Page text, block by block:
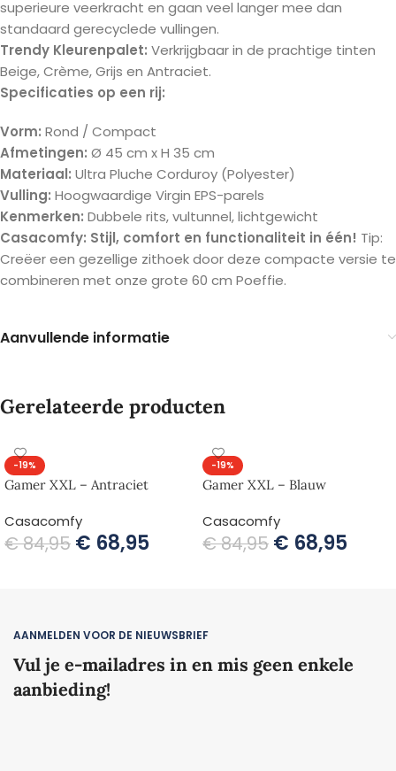
superieure veerkracht en gaan veel langer mee dan
standaard gerecyclede vullingen.
Trendy Kleurenpalet: Verkrijgbaar in de prachtige tinten
Beige, Crème, Grijs en Antraciet.
Specificaties op een rij:
Vorm: Rond / Compact
Afmetingen: Ø 45 cm x H 35 cm
Materiaal: Ultra Pluche Corduroy (Polyester)
Vulling: Hoogwaardige Virgin EPS-parels
Kenmerken: Dubbele rits, vultunnel, lichtgewicht
Casacomfy: Stijl, comfort en functionaliteit in één! Tip:
Creëer een gezellige zithoek door deze compacte versie te
combineren met onze grote 60 cm Poeffie.
Aanvullende informatie
Gerelateerde producten
-19%
Gamer XXL – Antraciet
Casacomfy
€84,95 € 68,95
-19%
Gamer XXL – Blauw
Casacomfy
€84,95 € 68,95
AANMELDEN VOOR DE NIEUWSBRIEF
Vul je e-mailadres in en mis geen enkele
aanbieding!